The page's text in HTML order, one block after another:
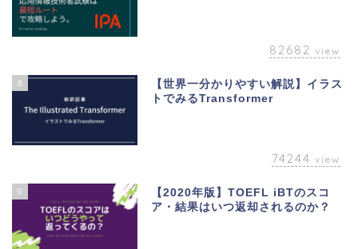
82682 view
8
【世界一分かりやすい解説】イラス
トでみるTransformer
74244 view
9
【2020年版】TOEFL iBTのスコ
ア・結果はいつ返却されるのか？